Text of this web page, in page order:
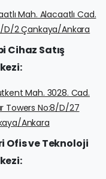
Mah. Alacaatlı Cad.
D/2 Çankaya/Ankara
Cihaz Satış
Mah. 3028. Cad.
Towers No:8/D/27
Ankara
OfisveTeknoloji